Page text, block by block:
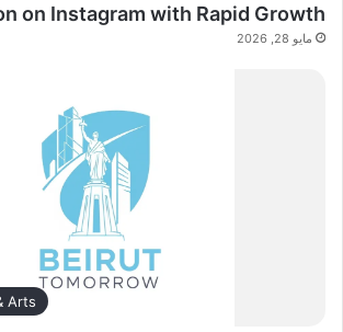
on Instagram with Rapid Growth
مايو 28, 2026
Arts